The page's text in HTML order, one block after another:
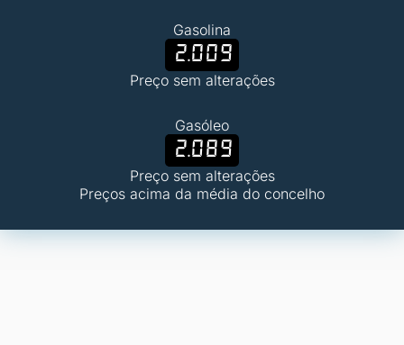
Gasolina
2.009
Preço sem alterações
Gasóleo
2.089
Preço sem alterações
Preços acima da média do concelho